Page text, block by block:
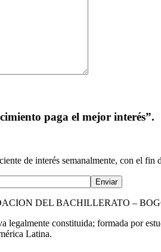
paga el mejor interés”.
de interés semanalmente, con el fin
legalmente constituida; formada por
Latina.